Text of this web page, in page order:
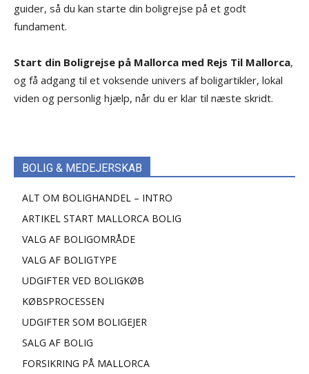
guider, så du kan starte din boligrejse på et godt
fundament.
Start din Boligrejse på Mallorca med Rejs Til Mallorca,
og få adgang til et voksende univers af boligartikler, lokal
viden og personlig hjælp, når du er klar til næste skridt.
BOLIG & MEDEJERSKAB
ALT OM BOLIGHANDEL – INTRO
ARTIKEL START MALLORCA BOLIG
VALG AF BOLIGOMRÅDE
VALG AF BOLIGTYPE
UDGIFTER VED BOLIGKØB
KØBSPROCESSEN
UDGIFTER SOM BOLIGEJER
SALG AF BOLIG
FORSIKRING PÅ MALLORCA